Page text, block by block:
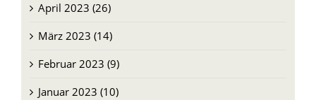
April 2023 (26)
März 2023 (14)
Februar 2023 (9)
Januar 2023 (10)